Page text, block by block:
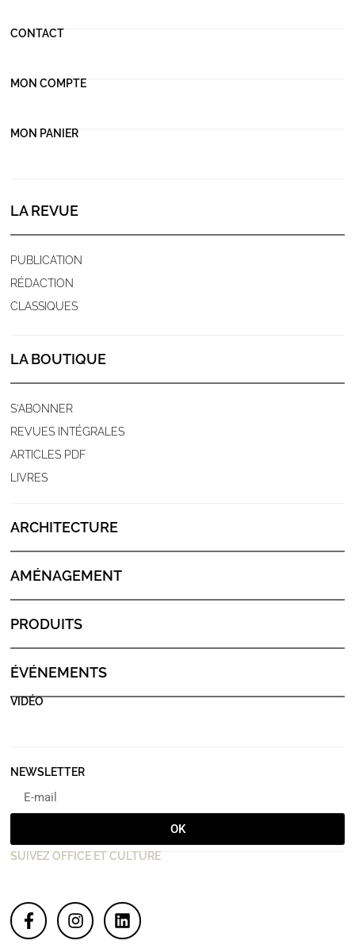
CONTACT
MON COMPTE
MON PANIER
LA REVUE
PUBLICATION
RÉDACTION
CLASSIQUES
LA BOUTIQUE
S'ABONNER
REVUES INTÉGRALES
ARTICLES PDF
LIVRES
ARCHITECTURE
AMÉNAGEMENT
PRODUITS
ÉVÉNEMENTS
VIDÉO
NEWSLETTER
OK
SUIVEZ OFFICE ET CULTURE